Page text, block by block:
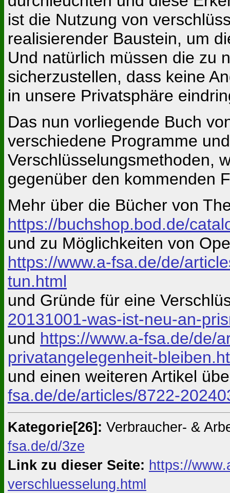
ist die Nutzung von
realisierender Baustein, um
Und natürlich müssen die zu
sicherzustellen, dass keine
in unsere Privatsphäre
Das nun vorliegende Buch
verschiedene Programme
Verschlüsselungsmethoden,
gegenüber den kommenden
Mehr über die Bücher von
https://buchshop.bod.de/
und zu Möglichkeiten von
https://www.a-fsa.de/de/
tun.html
und Gründe für eine
20131001-was-ist-neu-an-
und https://www.a-fsa.de/de/
privatangelegenheit-
und einen weiteren Artikel
fsa.de/de/articles/8722-
Kategorie[26]: Verbraucher- &
fsa.de/d/3ze
Link zu dieser Seite: https://
verschluesselung.html